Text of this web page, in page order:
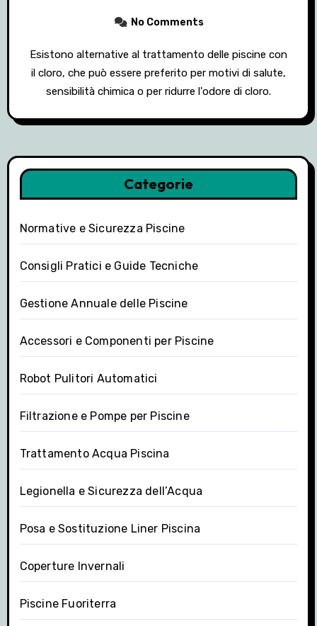
No Comments
Esistono alternative al trattamento delle piscine con
il cloro, che può essere preferito per motivi di salute,
sensibilità chimica o per ridurre l'odore di cloro.
Categorie
Normative e Sicurezza Piscine
Consigli Pratici e Guide Tecniche
Gestione Annuale delle Piscine
Accessori e Componenti per Piscine
Robot Pulitori Automatici
Filtrazione e Pompe per Piscine
Trattamento Acqua Piscina
Legionella e Sicurezza dell’Acqua
Posa e Sostituzione Liner Piscina
Coperture Invernali
Piscine Fuoriterra